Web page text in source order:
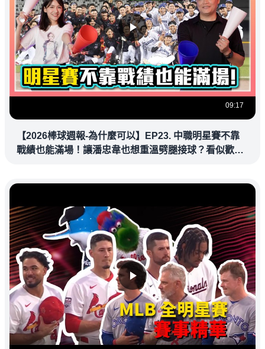
09:17
【2026棒球週報-為什麼可以】EP23. 中職明星賽不靠
戰績也能滿場！讓潘忠韋也想重溫劈腿接球？看似歡樂